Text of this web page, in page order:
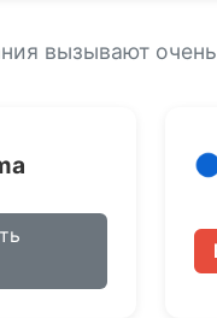
вызывают